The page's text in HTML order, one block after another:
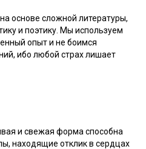
основе сложной литературы,
и поэтику. Мы используем
опыт и не боимся
ибо любой страх лишает
и свежая форма способна
находящие отклик в сердцах